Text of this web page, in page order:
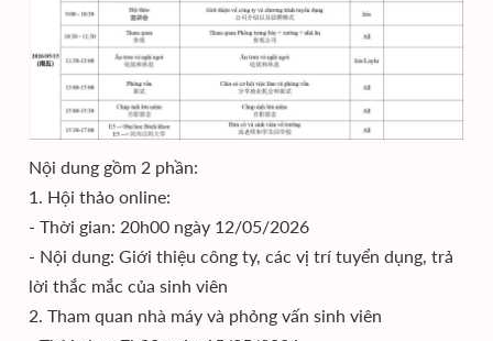
Nội dung gồm 2 phần:
1. Hội thảo online:
- Thời gian: 20h00 ngày 12/05/2026
- Nội dung: Giới thiệu công ty, các vị trí tuyển dụng, trả
lời thắc mắc của sinh viên
2. Tham quan nhà máy và phỏng vấn sinh viên